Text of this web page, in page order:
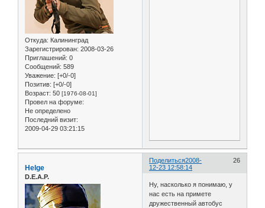
Откуда: Калининград
Зарегистрирован: 2008-03-26
Приглашений: 0
Сообщений: 589
Уважение: [+0/-0]
Позитив: [+0/-0]
Возраст: 50 [1976-08-01]
Провел на форуме:
Не определено
Последний визит:
2009-04-29 03:21:15
Поделиться 26
2008-
12-23 12:58:14
Helge
D.E.A.P.
Ну, насколько я понимаю, у
нас есть на примете
дружественный автобус